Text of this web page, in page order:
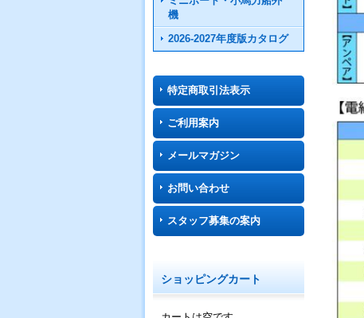
機
2026-2027年度版カタログ
特定商取引法表示
ご利用案内
メールマガジン
お問い合わせ
スタッフ募集の案内
ショッピングカート